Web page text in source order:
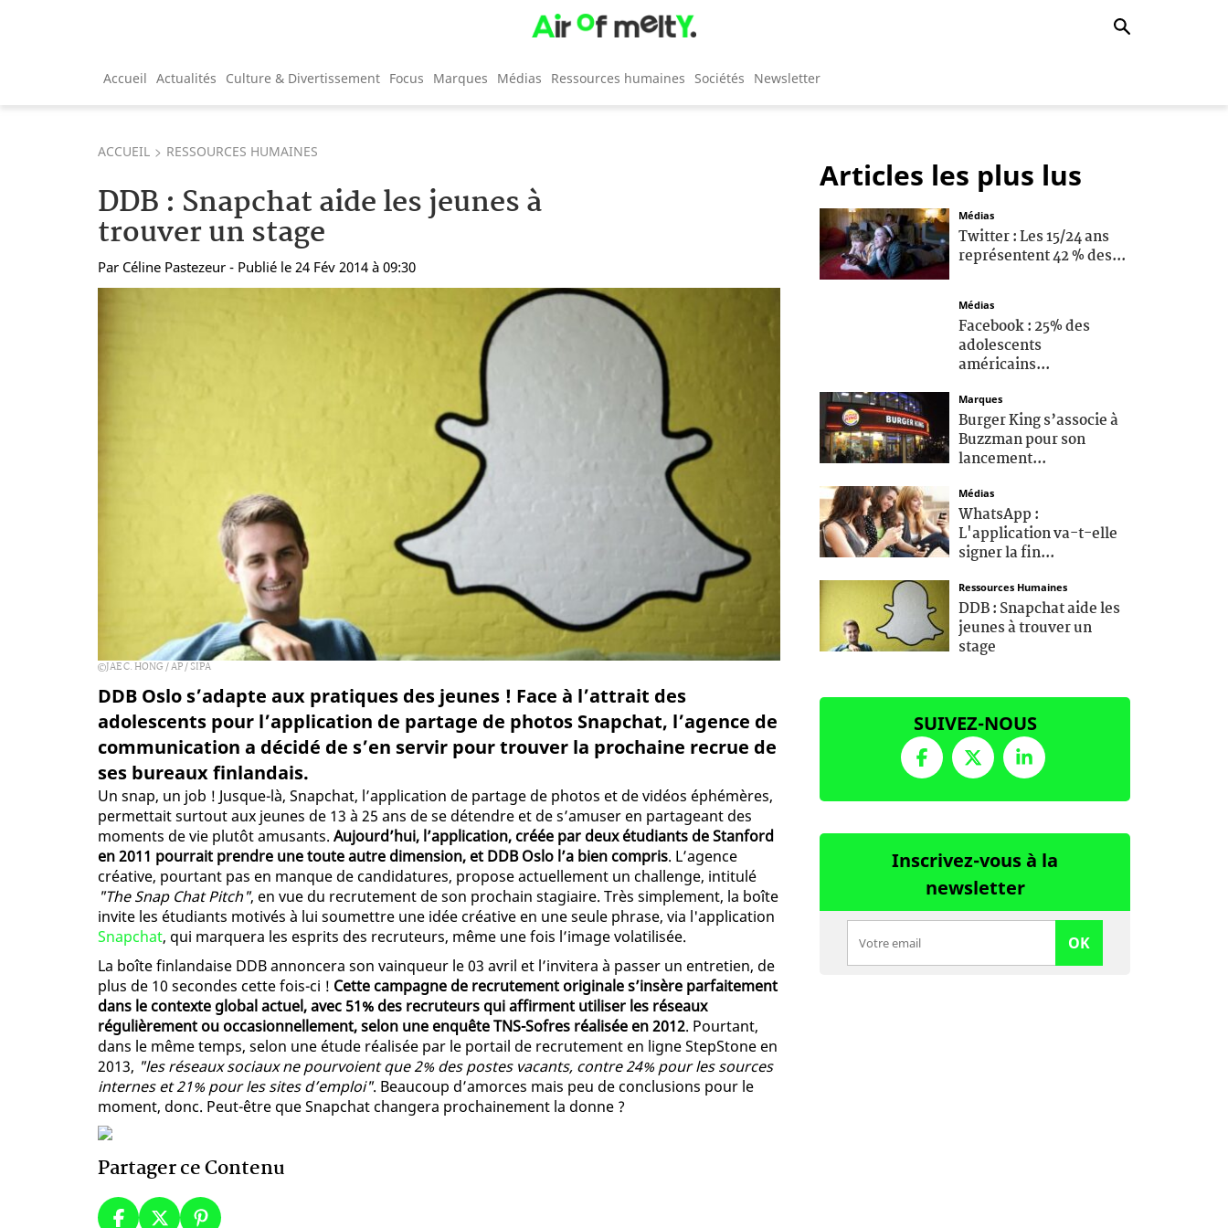
Accueil Actualités Culture & Divertissement Focus Marques Médias Ressources humaines Sociétés Newsletter
ACCUEIL RESSOURCES HUMAINES
DDB : Snapchat aide les jeunes à
trouver un stage
Par Céline Pastezeur - Publié le 24 Fév 2014 à 09:30
JAE C. HONG / AP / SIPA
DDB Oslo s’adapte aux pratiques des jeunes ! Face à l’attrait des
adolescents pour l’application de partage de photos Snapchat, l’agence de
communication a décidé de s’en servir pour trouver la prochaine recrue de
ses bureaux finlandais.
Un snap, un job ! Jusque-là, Snapchat, l’application de partage de photos et de vidéos éphémères,
permettait surtout aux jeunes de 13 à 25 ans de se détendre et de s’amuser en partageant des
moments de vie plutôt amusants. Aujourd’hui, l’application, créée par deux étudiants de Stanford
en 2011 pourrait prendre une toute autre dimension, et DDB Oslo l’a bien compris. L’agence
créative, pourtant pas en manque de candidatures, propose actuellement un challenge, intitulé
"The Snap Chat Pitch", en vue du recrutement de son prochain stagiaire. Très simplement, la boîte
invite les étudiants motivés à lui soumettre une idée créative en une seule phrase, via l'application
Snapchat, qui marquera les esprits des recruteurs, même une fois l’image volatilisée.
La boîte finlandaise DDB annoncera son vainqueur le 03 avril et l’invitera à passer un entretien, de
plus de 10 secondes cette fois-ci ! Cette campagne de recrutement originale s’insère parfaitement
dans le contexte global actuel, avec 51% des recruteurs qui affirment utiliser les réseaux
régulièrement ou occasionnellement, selon une enquête TNS-Sofres réalisée en 2012. Pourtant,
dans le même temps, selon une étude réalisée par le portail de recrutement en ligne StepStone en
2013, "les réseaux sociaux ne pourvoient que 2% des postes vacants, contre 24% pour les sources
internes et 21% pour les sites d’emploi". Beaucoup d’amorces mais peu de conclusions pour le
moment, donc. Peut-être que Snapchat changera prochainement la donne ?
Partager ce Contenu
Articles les plus lus
Médias
Twitter : Les 15/24 ans
représentent 42 % des...
Médias
Facebook : 25% des
adolescents
américains...
Marques
Burger King s’associe à
Buzzman pour son
lancement...
Médias
WhatsApp :
L'application va-t-elle
signer la fin...
Ressources Humaines
DDB : Snapchat aide les
jeunes à trouver un
stage
SUIVEZ-NOUS
Inscrivez-vous à la
newsletter
OK